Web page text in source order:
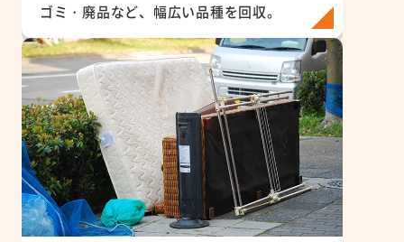
ゴミ・廃品など、幅広い品種を回収。